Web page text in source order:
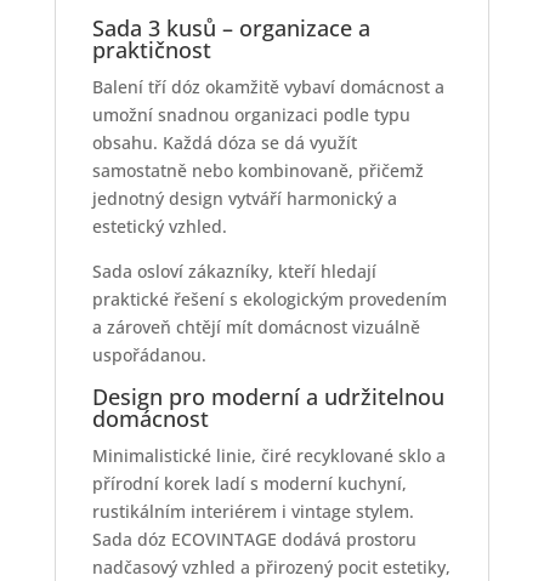
Sada 3 kusů – organizace a
praktičnost
Balení tří dóz okamžitě vybaví domácnost a
umožní snadnou organizaci podle typu
obsahu. Každá dóza se dá využít
samostatně nebo kombinovaně, přičemž
jednotný design vytváří harmonický a
estetický vzhled.
Sada osloví zákazníky, kteří hledají
praktické řešení s ekologickým provedením
a zároveň chtějí mít domácnost vizuálně
uspořádanou.
Design pro moderní a udržitelnou
domácnost
Minimalistické linie, čiré recyklované sklo a
přírodní korek ladí s moderní kuchyní,
rustikálním interiérem i vintage stylem.
Sada dóz ECOVINTAGE dodává prostoru
nadčasový vzhled a přirozený pocit estetiky,